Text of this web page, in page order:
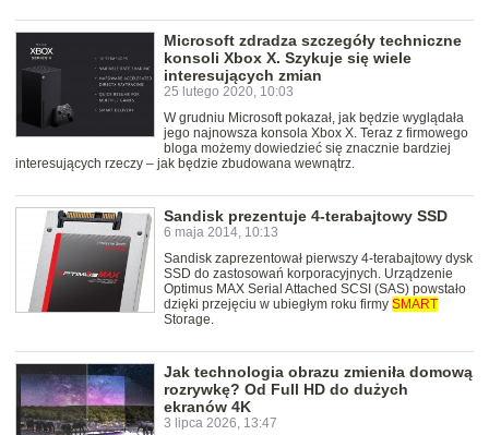
Microsoft zdradza szczegóły techniczne
konsoli Xbox X. Szykuje się wiele
interesujących zmian
25 lutego 2020, 10:03
W grudniu Microsoft pokazał, jak będzie wyglądała
jego najnowsza konsola Xbox X. Teraz z firmowego
bloga możemy dowiedzieć się znacznie bardziej
interesujących rzeczy – jak będzie zbudowana wewnątrz.
Sandisk prezentuje 4-terabajtowy SSD
6 maja 2014, 10:13
Sandisk zaprezentował pierwszy 4-terabajtowy dysk
SSD do zastosowań korporacyjnych. Urządzenie
Optimus MAX Serial Attached SCSI (SAS) powstało
dzięki przejęciu w ubiegłym roku firmy SMART
Storage.
Jak technologia obrazu zmieniła domową
rozrywkę? Od Full HD do dużych
ekranów 4K
3 lipca 2026, 13:47